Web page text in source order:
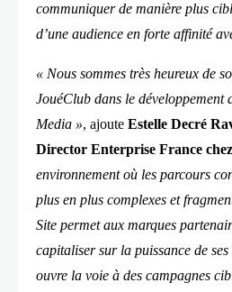
communiquer de manière plus
d’une audience en forte affinité
« Nous sommes très heureux de
JouéClub dans le développement
Media », ajoute Estelle Decré
Director Enterprise France
environnement où les parcours
plus en plus complexes et
Site permet aux marques
capitaliser sur la puissance de
ouvre la voie à des campagnes